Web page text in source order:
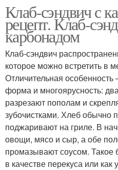
Сэндвич с тунцом
Сэндвич с бананами
Сэндвичи в
сэндвичнице
Клаб-сэндвич с
рецепт. Клаб-
карбонадом
Клаб-сэндвич
которое можно встретить в
Отличительная особенность
форма и многоярусность:
разрезают пополам и
зубочистками. Хлеб обычно
поджаривают на гриле. В
овощи, мясо и сыр, а обе
промазывают соусом. Такое
в качестве перекуса или как